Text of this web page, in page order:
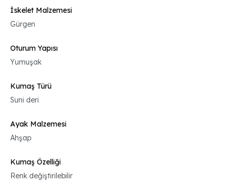
İskelet Malzemesi
Gürgen
Oturum Yapısı
Yumuşak
Kumaş Türü
Suni deri
Ayak Malzemesi
Ahşap
Kumaş Özelliği
Renk değiştirilebilir